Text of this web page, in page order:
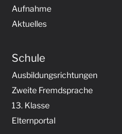
Aufnahme
Aktuelles
Schule
Ausbildungsrichtungen
Zweite Fremdsprache
13. Klasse
Elternportal